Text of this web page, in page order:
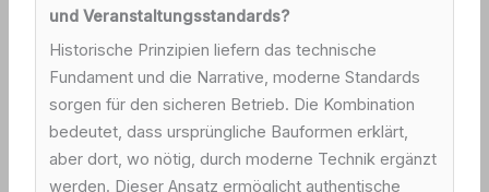
und Veranstaltungsstandards?
Historische Prinzipien liefern das technische
Fundament und die Narrative, moderne Standards
sorgen für den sicheren Betrieb. Die Kombination
bedeutet, dass ursprüngliche Bauformen erklärt,
aber dort, wo nötig, durch moderne Technik ergänzt
werden. Dieser Ansatz ermöglicht authentische